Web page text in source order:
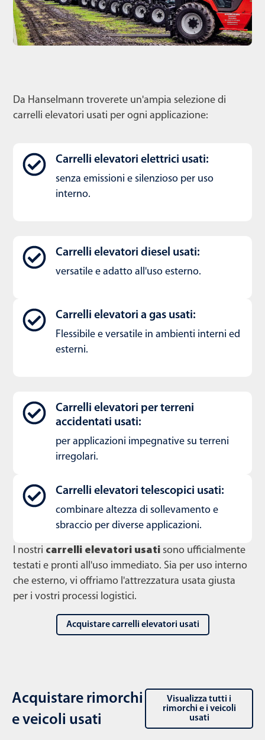
Da Hanselmann troverete un'ampia selezione di
carrelli elevatori usati per ogni applicazione:
Carrelli elevatori elettrici usati:
senza emissioni e silenzioso per uso
interno.
Carrelli elevatori diesel usati:
versatile e adatto all'uso esterno.
Carrelli elevatori a gas usati:
Flessibile e versatile in ambienti interni ed
esterni.
Carrelli elevatori per terreni
accidentati usati:
per applicazioni impegnative su terreni
irregolari.
Carrelli elevatori telescopici usati:
combinare altezza di sollevamento e
sbraccio per diverse applicazioni.
I nostri carrelli elevatori usati sono ufficialmente
testati e pronti all'uso immediato. Sia per uso interno
che esterno, vi offriamo l'attrezzatura usata giusta
per i vostri processi logistici.
Acquistare carrelli elevatori usati
Acquistare rimorchi
e veicoli usati
Visualizza tutti i
rimorchi e i veicoli
usati